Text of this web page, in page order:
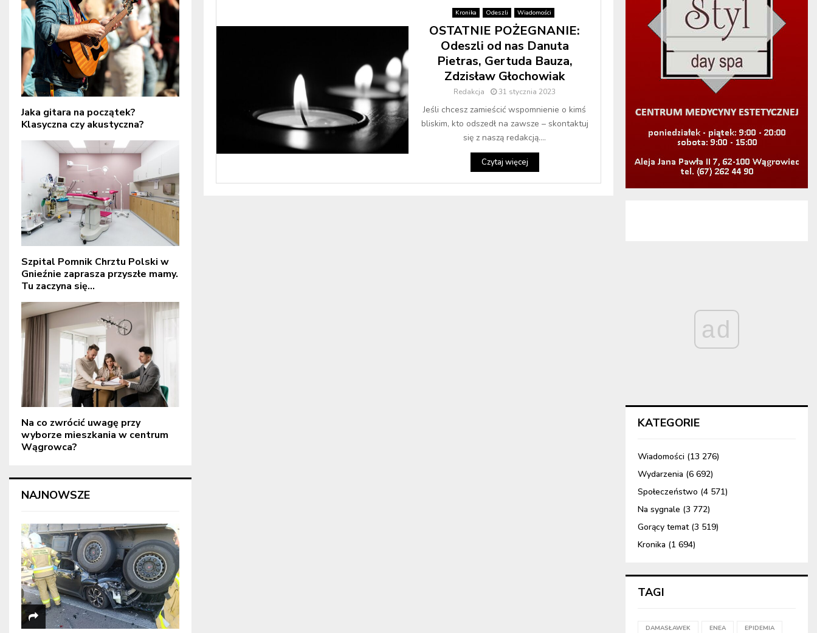
Kronika Odeszli Wiadomości
OSTATNIE POŻEGNANIE:
Odeszli od nas Danuta
Pietras, Gertuda Bauza,
Zdzisław Głochowiak
Redakcja 31 stycznia 2023
Jeśli chcesz zamieścić wspomnienie o kimś
bliskim, kto odszedł na zawsze – skontaktuj
się z naszą redakcją....
Czytaj więcej
Jaka gitara na początek?
Klasyczna czy akustyczna?
Szpital Pomnik Chrztu Polski w
Gnieźnie zaprasza przyszłe mamy.
Tu zaczyna się...
Na co zwrócić uwagę przy
wyborze mieszkania w centrum
Wągrowca?
NAJNOWSZE
ad
KATEGORIE
Wiadomości (13 276)
Wydarzenia (6 692)
Społeczeństwo (4 571)
Na sygnale (3 772)
Gorący temat(3 519)
Kronika (1 694)
TAGI
DAMASŁAWEK ENEA EPIDEMIA